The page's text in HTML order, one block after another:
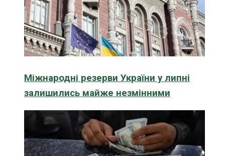
Міжнародні резерви України у липні
залишились майже незмінними